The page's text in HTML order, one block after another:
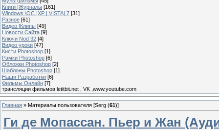
Книги |Журналы [161]
Windows \OC |XP | VISTA| 7 [31]
Разное [61]
Видео |Клипы [49]
Новости Сайта [9]
Ключи Nod 32 [4]
Видео уроки [47]
Кисти Photoshop [1]
Рамки Photoshop [6]
Обложки Photoshop [2]
Шаблоны Photoshop [1]
Наши Разработки [6]
Фильмы Онлайн [7]
трансляции фильмов letitbit.net , VK ,www.youtube.com
Главная » Материалы пользователя [Serg (61)]
Ги де Мопассан. Пьер и Жан